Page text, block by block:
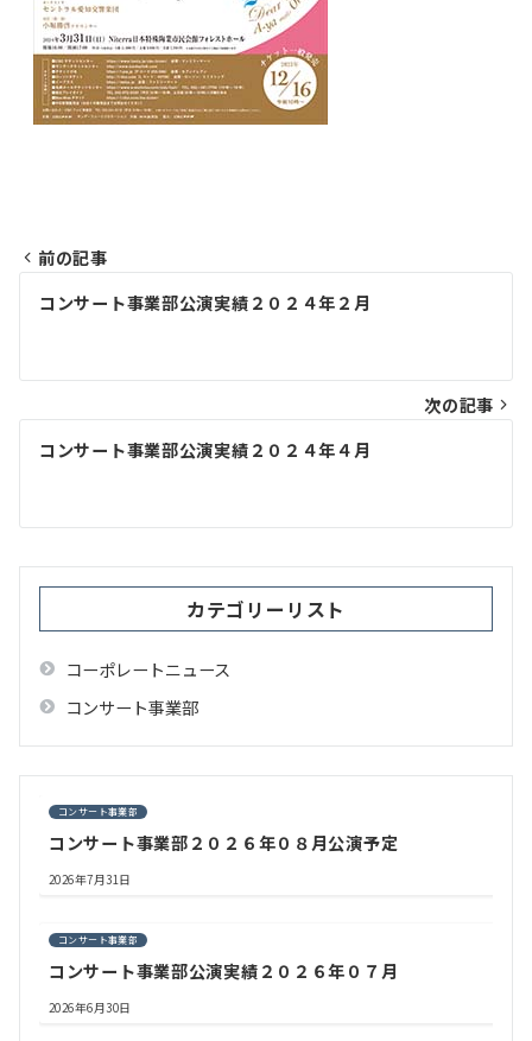
投
ナ
ビ
ゲ
シ
ョ
前の記事
コンサート事業部公演実績２０２４年２月
次の記事
コンサート事業部公演実績２０２４年４月
カテゴリーリスト
コーポレートニュース
コンサート事業部
コンサート事業部
コンサート事業部２０２６年０８月公演予定
2026年7月31日
コンサート事業部
コンサート事業部公演実績２０２６年０７月
2026年6月30日